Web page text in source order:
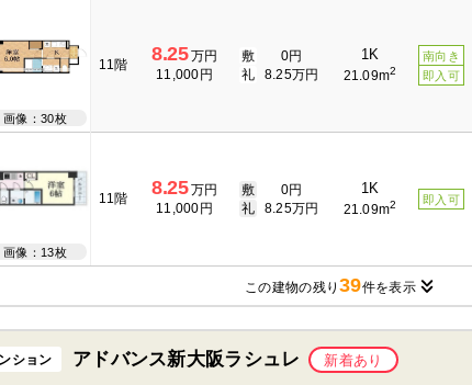
画像：30枚
11階 8.25万円
11,000円
敷
0円
礼
8.25万円
1K
21.09m2
南向き
即入可
画像：13枚
11階 8.25万円
11,000円
敷
0円
礼
8.25万円
1K
21.09m2 即入可
この建物の残り39件を表示
ション アドバンス新大阪ラシュレ 新着あり